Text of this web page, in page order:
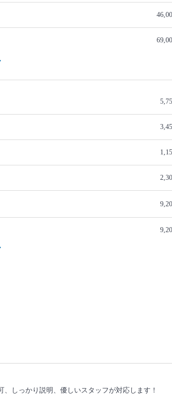
しっかり説明、優しいスタッフが対応します！